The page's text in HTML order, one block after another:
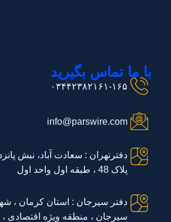
با ما تماس بگیرید
۰۳۴۴۲۳۸۲۱۶۱-۱۶۵
info@parswire.com
دفترتهران : سعادت آباد، نبش
پلاک 48 ، طبقه اول واحد اول
دفتر سیرجان : استان کرمان ،
سیرجان ، منطقه ویژه اقتصادی ،